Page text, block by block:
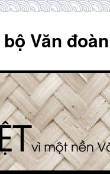
Văn